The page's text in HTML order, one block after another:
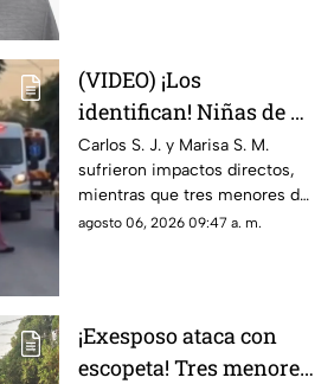
(VIDEO) ¡Los
identifican! Niñas de 9
y 11 años y un
adolescente entre los
heridos de gravedad en
el ataque de esta
Carlos S. J. y Marisa S. M.
sufrieron impactos directos,
mientras que tres menores de
14, 11 y 9 años resultaron
familiar.
agosto 06, 2026 09:47 a. m.
¡Exesposo ataca con
escopeta! Tres menores